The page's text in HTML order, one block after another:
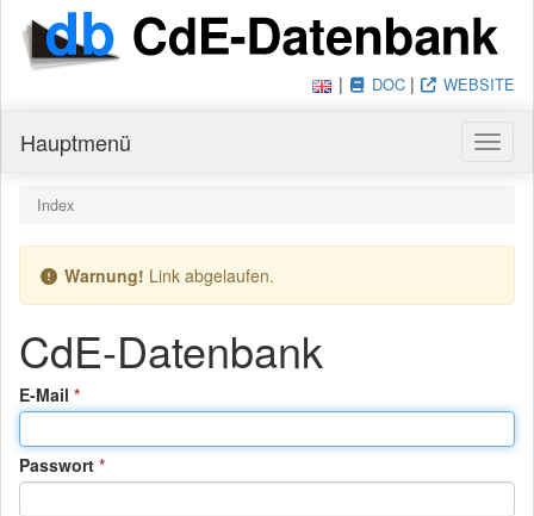
| DOC | WEBSITE
Hauptmenü
Index
Warnung! Link abgelaufen.
CdE-Datenbank
E-Mail (Pflichtfeld)
Passwort(Pflichtfeld)